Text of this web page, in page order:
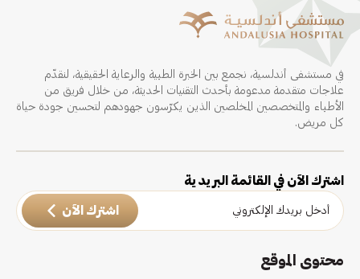
في مستشفى أندلسية، نجمع بين الخبرة الطبية والرعاية الحقيقية، لنقدّم
علاجات متقدمة مدعومة بأحدث التقنيات الحديثة، من خلال فريق من
الأطباء والمتخصصين المخلصين الذين يكرّسون جهودهم لتحسين جودة حياة
كل مريض.
اشترك الآن في القائمة البريدية
اشترك الآن
محتوى الموقع